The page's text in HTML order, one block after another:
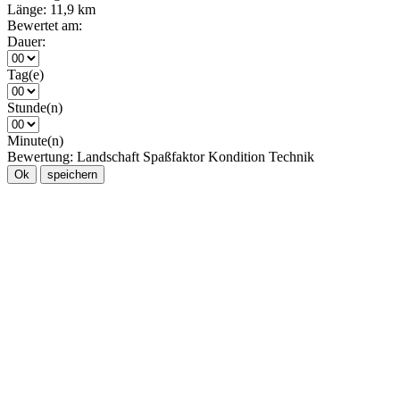
Länge: 11,9 km
Bewertet am:
Dauer:
Tag(e)
Stunde(n)
Minute(n)
Bewertung: Landschaft Spaßfaktor Kondition Technik
Ok speichern